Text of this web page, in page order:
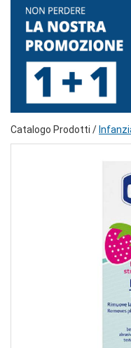
Catalogo Prodotti /